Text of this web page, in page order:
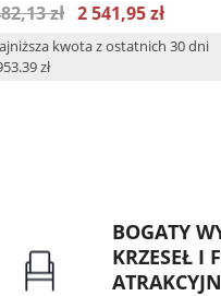
zł 2 541,95 zł
kwota z ostatnich 30 dni
zł
BOGATY
KRZESEŁ I